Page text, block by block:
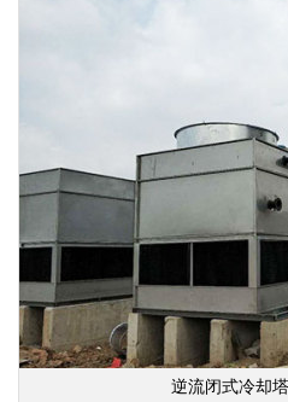
逆流闭式冷却